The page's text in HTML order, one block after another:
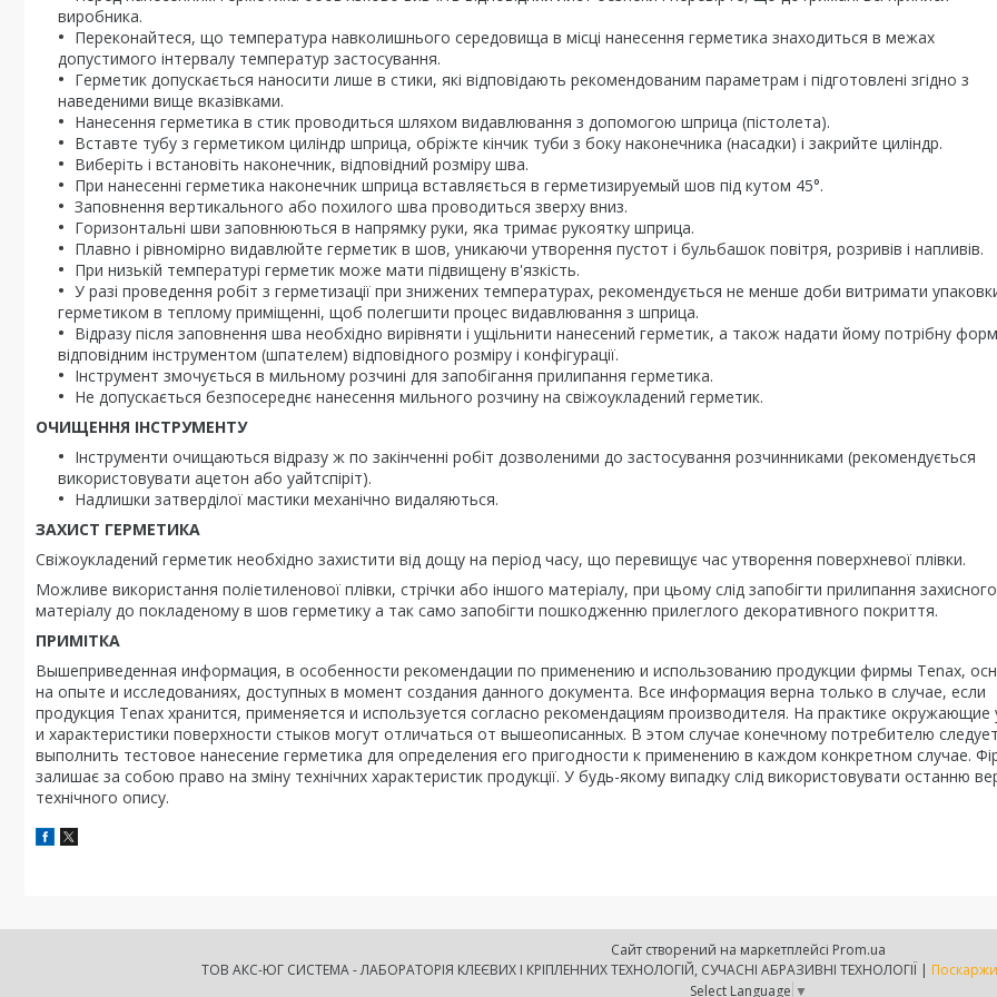
виробника.
Переконайтеся, що температура навколишнього середовища в місці нанесення герметика знаходиться в межах
допустимого інтервалу температур застосування.
Герметик допускається наносити лише в стики, які відповідають рекомендованим параметрам і підготовлені згідно з
наведеними вище вказівками.
Нанесення герметика в стик проводиться шляхом видавлювання з допомогою шприца (пістолета).
Вставте тубу з герметиком циліндр шприца, обріжте кінчик туби з боку наконечника (насадки) і закрийте циліндр.
Виберіть і встановіть наконечник, відповідний розміру шва.
При нанесенні герметика наконечник шприца вставляється в герметизируемый шов під кутом 45°.
Заповнення вертикального або похилого шва проводиться зверху вниз.
Горизонтальні шви заповнюються в напрямку руки, яка тримає рукоятку шприца.
Плавно і рівномірно видавлюйте герметик в шов, уникаючи утворення пустот і бульбашок повітря, розривів і напливів.
При низькій температурі герметик може мати підвищену в'язкість.
У разі проведення робіт з герметизації при знижених температурах, рекомендується не менше доби витримати
герметиком в теплому приміщенні, щоб полегшити процес видавлювання з шприца.
Відразу після заповнення шва необхідно вирівняти і ущільнити нанесений герметик, а також надати йому потрібну
відповідним інструментом (шпателем) відповідного розміру і конфігурації.
Інструмент змочується в мильному розчині для запобігання прилипання герметика.
Не допускається безпосереднє нанесення мильного розчину на свіжоукладений герметик.
ОЧИЩЕННЯ ІНСТРУМЕНТУ
Інструменти очищаються відразу ж по закінченні робіт дозволеними до застосування розчинниками (рекомендується
використовувати ацетон або уайтспіріт).
Надлишки затверділої мастики механічно видаляються.
ЗАХИСТ ГЕРМЕТИКА
Свіжоукладений герметик необхідно захистити від дощу на період часу, що перевищує час утворення поверхневої плівки.
Можливе використання поліетиленової плівки, стрічки або іншого матеріалу, при цьому слід запобігти прилипання захисного
матеріалу до покладеному в шов герметику а так само запобігти пошкодженню прилеглого декоративного покриття.
ПРИМІТКА
Вышеприведенная информация, в особенности рекомендации по применению и использованию продукции фирмы Tenax,
на опыте и исследованиях, доступных в момент создания данного документа. Все информация верна только в случае, если
продукция Tenax хранится, применяется и используется согласно рекомендациям производителя. На практике окружающие
и характеристики поверхности стыков могут отличаться от вышеописанных. В этом случае конечному потребителю следует
выполнить тестовое нанесение герметика для определения его пригодности к применению в каждом конкретном случае.
залишає за собою право на зміну технічних характеристик продукції. У будь-якому випадку слід використовувати останню
технічного опису.
Сайт створений на маркетплейсі Prom.ua
ТОВ АКС-ЮГ СИСТЕМА - ЛАБОРАТОРІЯ КЛЕЄВИХ І КРІПЛЕННИХ ТЕХНОЛОГІЙ, СУЧАСНІ АБРАЗИВНІ ТЕХНОЛОГІЇ |
Select Language ▼